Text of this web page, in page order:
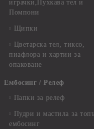
играчки,Пухкава тел и
Помпони
Щипки
Цветарска тел, тиксо,
пиафлора и хартии за
опаковане
Ембосинг / Релеф
Папки за релеф
Пудри и мастила за
ембосинг